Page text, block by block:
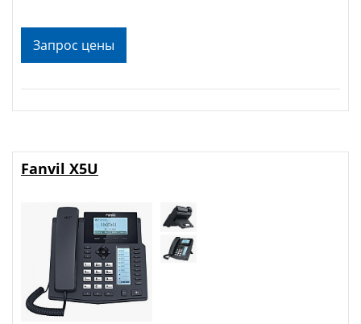
Запрос цены
Fanvil X5U